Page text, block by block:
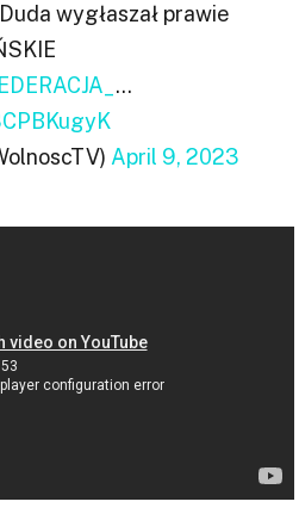
wygłaszał prawie
…
April 9, 2023